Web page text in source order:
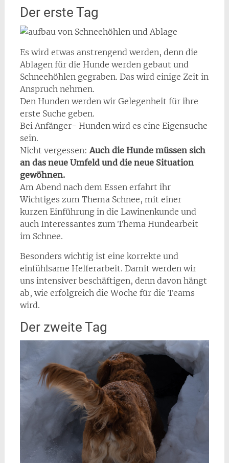
Der erste Tag
Es wird etwas anstrengend werden, denn die
Ablagen für die Hunde werden gebaut und
Schneehöhlen gegraben. Das wird einige Zeit in
Anspruch nehmen.
Den Hunden werden wir Gelegenheit für ihre
erste Suche geben.
Bei Anfänger- Hunden wird es eine Eigensuche
sein.
Nicht vergessen:Auch die Hunde müssen sich
an das neue Umfeld und die neue Situation
gewöhnen.
Am Abend nach dem Essen erfahrt ihr
Wichtiges zum Thema Schnee, mit einer
kurzen Einführung in die Lawinenkunde und
auch Interessantes zum Thema Hundearbeit
im Schnee.
Besonders wichtig ist eine korrekte und
einfühlsame Helferarbeit. Damit werden wir
uns intensiver beschäftigen, denn davon hängt
ab, wie erfolgreich die Woche für die Teams
wird.
Der zweite Tag